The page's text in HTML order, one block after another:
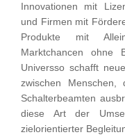
Innovationen mit
und Firmen mit
Produkte mit
Marktchancen ohne
Universso schafft
zwischen
Schalterbeamten
diese Art der
zielorientierter